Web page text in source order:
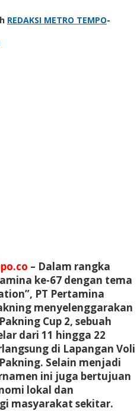
REDAKSI METRO TEMPO-
– Dalam rangka
ke-67 dengan tema
PT Pertamina
menyelenggarakan
Cup 2, sebuah
dari 11 hingga 22
di Lapangan Voli
Selain menjadi
ini juga bertujuan
lokal dan
masyarakat sekitar.